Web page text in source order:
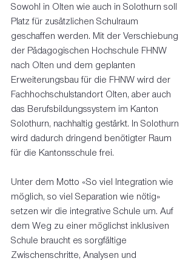
Sowohl in Olten wie auch in Solothurn soll
Platz für zusätzlichen Schulraum
geschaffen werden. Mit der Verschiebung
der Pädagogischen Hochschule FHNW
nach Olten und dem geplanten
Erweiterungsbau für die FHNW wird der
Fachhochschulstandort Olten, aber auch
das Berufsbildungssystem im Kanton
Solothurn, nachhaltig gestärkt. In Solothurn
wird dadurch dringend benötigter Raum
für die Kantonsschule frei.
Unter dem Motto «So viel Integration wie
möglich, so viel Separation wie nötig»
setzen wir die integrative Schule um. Auf
dem Weg zu einer möglichst inklusiven
Schule braucht es sorgfältige
Zwischenschritte, Analysen und